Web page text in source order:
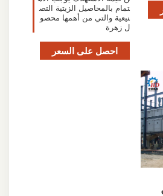
تمام بالمحاصيل الزيتية التص
نيعية والتي من أهمها محصو
ل زهرة
احصل على السعر